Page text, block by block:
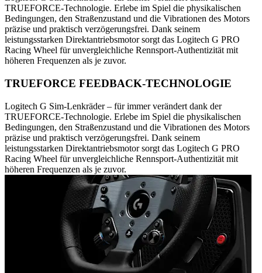
TRUEFORCE-Technologie. Erlebe im Spiel die physikalischen
Bedingungen, den Straßenzustand und die Vibrationen des Motors
präzise und praktisch verzögerungsfrei. Dank seinem
leistungsstarken Direktantriebsmotor sorgt das Logitech G PRO
Racing Wheel für unvergleichliche Rennsport-Authentizität mit
höheren Frequenzen als je zuvor.
TRUEFORCE FEEDBACK-TECHNOLOGIE
Logitech G Sim-Lenkräder – für immer verändert dank der
TRUEFORCE-Technologie. Erlebe im Spiel die physikalischen
Bedingungen, den Straßenzustand und die Vibrationen des Motors
präzise und praktisch verzögerungsfrei. Dank seinem
leistungsstarken Direktantriebsmotor sorgt das Logitech G PRO
Racing Wheel für unvergleichliche Rennsport-Authentizität mit
höheren Frequenzen als je zuvor.